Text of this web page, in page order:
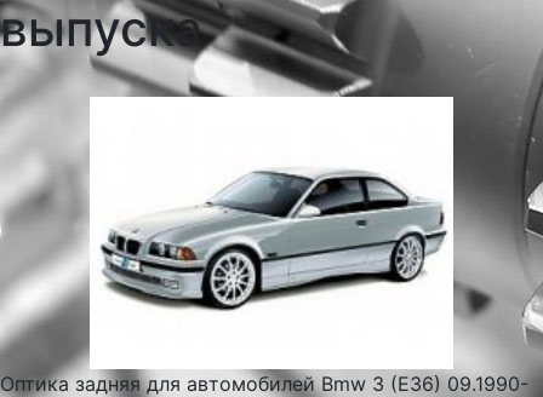
выпуска
Оптика задняя для автомобилей Bmw 3 (E36) 09.1990-